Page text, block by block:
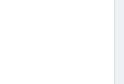
nel BTP FX